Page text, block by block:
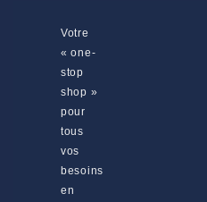
Votre
« one-
stop
shop »
pour
tous
vos
besoins
en